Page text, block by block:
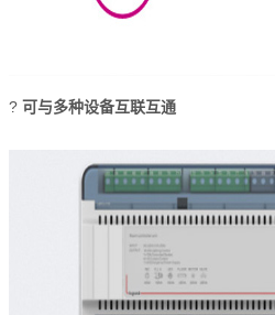
? 可与多种设备互联互通